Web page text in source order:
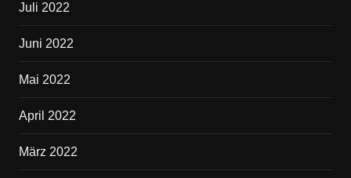
Juli 2022
Juni 2022
Mai 2022
April 2022
März 2022